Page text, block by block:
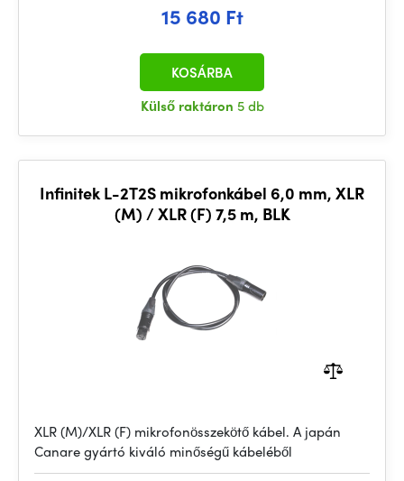
15 680 Ft
Külső raktáron 5 db
KOSÁRBA
Infinitek L-2T2S mikrofonkábel 6,0 mm, XLR
(M) / XLR (F) 7,5 m, BLK
XLR (M)/XLR (F) mikrofonösszekötő kábel. A japán
Canare gyártó kiváló minőségű kábeléből